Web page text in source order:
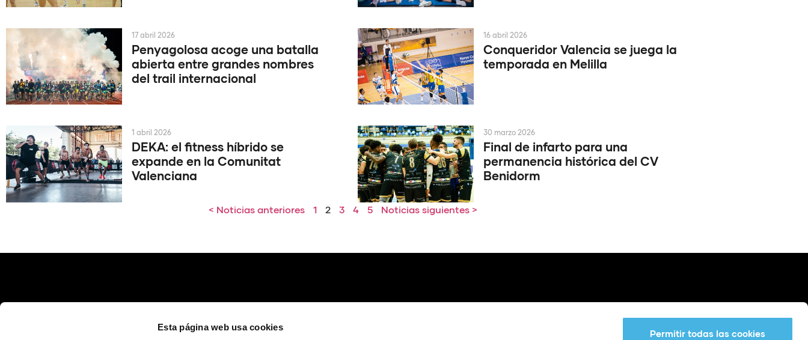
Esta página web usa cookies
Permitir todas las cookies
Penyagolosa acoge una batalla
abierta entre grandes nombres
del trail internacional
17 abril 2026
Conqueridor Valencia se juega la
temporada en Melilla
16 abril 2026
DEKA: el fitness híbrido se
expande en la Comunitat
Valenciana
1 abril 2026
Final de infarto para una
permanencia histórica del CV
Benidorm
30 marzo 2026
< Noticias anteriores 1 2 3 4 5 Noticias siguientes >